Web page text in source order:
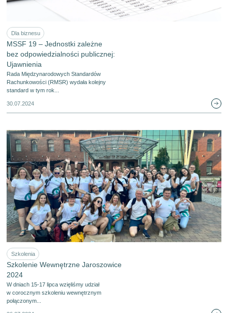
Dla biznesu
MSSF 19 – Jednostki zależne
bez odpowiedzialności publicznej:
Ujawnienia
Rada Międzynarodowych Standardów
Rachunkowości (RMSR) wydała kolejny
standard w tym rok...
30.07.2024
Szkolenia
Szkolenie Wewnętrzne Jaroszowice
2024
W dniach 15-17 lipca wzięliśmy udział
w corocznym szkoleniu wewnętrznym
połączonym...